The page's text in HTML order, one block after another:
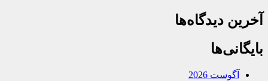
آخرین دیدگاه‌ها
بایگانی‌ها
آگوست 2026